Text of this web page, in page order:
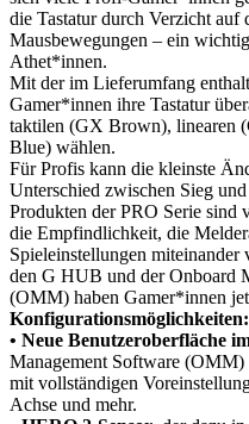
die Tastatur durch Verzicht
Mausbewegungen – ein
Athet*innen.
Mit der im Lieferumfang
Gamer*innen ihre Tastatur
taktilen (GX Brown), linearen
Blue) wählen.
Für Profis kann die kleinste
Unterschied zwischen Sieg
Produkten der PRO Serie sind
die Empfindlichkeit, die
Spieleinstellungen
den G HUB und der Onboard
(OMM) haben Gamer*innen
Konfigurationsmöglichkeiten:
• Neue Benutzeroberfläche
Management Software
mit vollständigen
Achse und mehr.